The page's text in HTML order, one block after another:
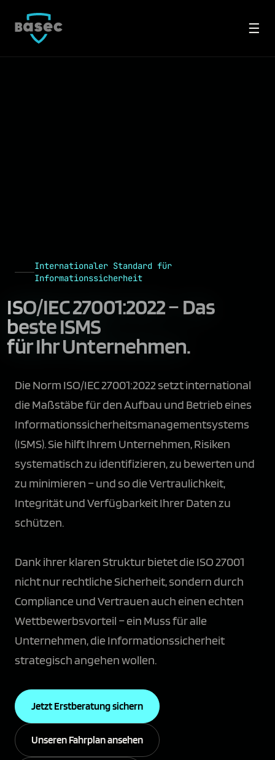
☰
Internationaler Standard für
Informationssicherheit
ISO/IEC 27001:2022 –Das
beste ISMS
für Ihr Unternehmen.
Die Norm ISO/IEC 27001:2022 setzt international
die Maßstäbe für den Aufbau und Betrieb eines
Informationssicherheitsmanagementsystems
(ISMS). Sie hilft Ihrem Unternehmen, Risiken
systematisch zu identifizieren, zu bewerten und
zu minimieren – und so die Vertraulichkeit,
Integrität und Verfügbarkeit Ihrer Daten zu
schützen.
Dank ihrer klaren Struktur bietet die ISO 27001
nicht nur rechtliche Sicherheit, sondern durch
Compliance und Vertrauen auch einen echten
Wettbewerbsvorteil – ein Muss für alle
Unternehmen, die Informationssicherheit
strategisch angehen wollen.
Jetzt Erstberatung sichern
Unseren Fahrplan ansehen